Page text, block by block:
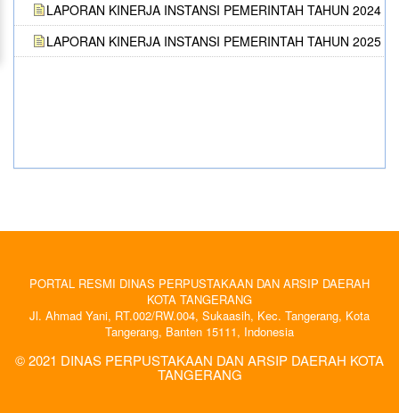
LAPORAN KINERJA INSTANSI PEMERINTAH TAHUN 2024
LAPORAN KINERJA INSTANSI PEMERINTAH TAHUN 2025
PORTAL RESMI DINAS PERPUSTAKAAN DAN ARSIP DAERAH
KOTA TANGERANG
Jl. Ahmad Yani, RT.002/RW.004, Sukaasih, Kec. Tangerang, Kota
Tangerang, Banten 15111, Indonesia
© 2021 DINAS PERPUSTAKAAN DAN ARSIP DAERAH KOTA
TANGERANG